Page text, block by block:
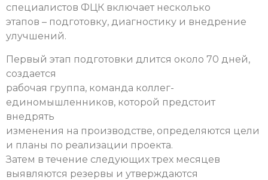
специалистов ФЦК включает несколько
этапов – подготовку, диагностику и внедрение
улучшений.
Первый этап подготовки длится около 70 дней,
создается
рабочая группа, команда коллег-
единомышленников, которой предстоит
внедрять
изменения на производстве, определяются цели
и планы по реализации проекта.
Затем в течение следующих трех месяцев
выявляются резервы и утверждаются